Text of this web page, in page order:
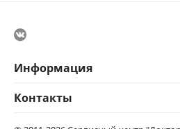
Информация
Контакты